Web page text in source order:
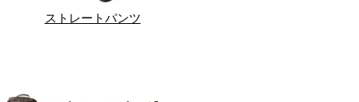
ストレートパンツ